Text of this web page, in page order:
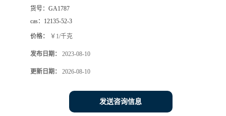
货号： GA1787
cas： 12135-52-3
价格： ￥1/千克
发布日期： 2023-08-10
更新日期： 2026-08-10
发送咨询信息